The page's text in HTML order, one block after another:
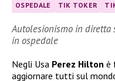
OSPEDALE TIK TOKER
Autolesionismo in diretta
in ospedale
Negli Usa Perez Hilton è
aggiornare tutti sul